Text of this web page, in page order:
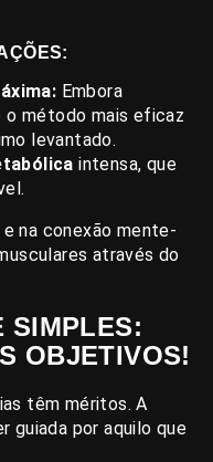
Embora
o método mais eficaz
levantado.
intensa, que
e na conexão mente-
através do
SIMPLES:
OBJETIVOS!
têm méritos. A
guiada por aquilo que